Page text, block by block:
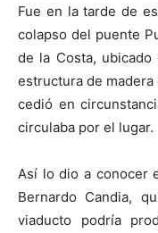
Fue en la tarde de
colapso del puente
de la Costa,
estructura de
cedió en
circulaba por el lugar.
Así lo dio a conocer
Bernardo Candia,
viaducto podría